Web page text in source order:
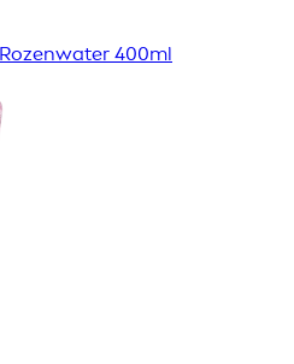
400ml